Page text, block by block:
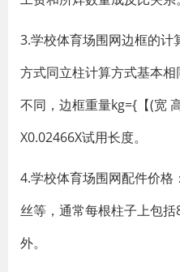
3.学校体育场围网边框的
方式同立柱计算方式基本
不同，边框重量kg={【(宽
X0.02466X试用长度。
4.学校体育场围网配件价格
丝等，通常每根柱子上包
外。